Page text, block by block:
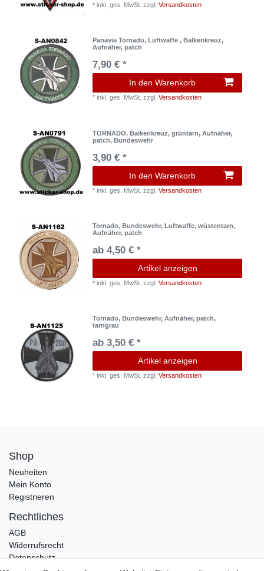
*inkl. ges. MwSt. zzgl.Versandkosten
Panavia Tornado, Luftwaffe , Balkenkreuz,
Aufnäher, patch
7,90 € *
In den Warenkorb
*inkl. ges. MwSt. zzgl.Versandkosten
TORNADO, Balkenkreuz, grüntarn, Aufnäher,
patch, Bundeswehr
3,90 € *
In den Warenkorb
*inkl. ges. MwSt. zzgl.Versandkosten
Tornado, Bundeswehr, Luftwaffe, wüstentarn,
Aufnäher, patch
ab 4,50 € *
Artikel anzeigen
*inkl. ges. MwSt. zzgl.Versandkosten
Tornado, Bundeswehr, Aufnäher, patch,
tarngrau
ab 3,50 € *
Artikel anzeigen
*inkl. ges. MwSt. zzgl.Versandkosten
Shop
Neuheiten
Mein Konto
Registrieren
Rechtliches
AGB
Widerrufsrecht
Datenschutz